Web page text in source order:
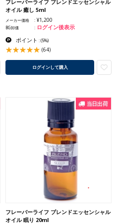
フレーバーライフ ブレンドエッセンシャル
オイル 癒し 5ml
メーカー価格 ¥1,200
BG卸価 ログイン後表示
ポイント :(5%)
(64)
ログインして購入
フレーバーライフ ブレンドエッセンシャル
オイル 眠り 20ml